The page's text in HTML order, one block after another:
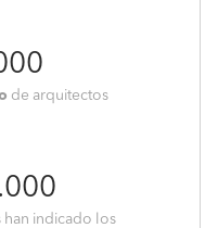
de arquitectos
han indicado los